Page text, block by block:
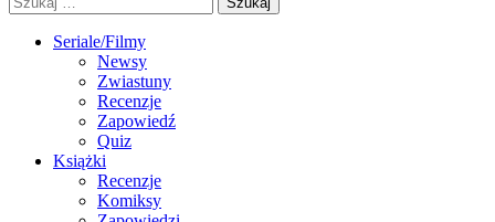
Seriale/Filmy
Newsy
Zwiastuny
Recenzje
Zapowiedź
Quiz
Książki
Recenzje
Komiksy